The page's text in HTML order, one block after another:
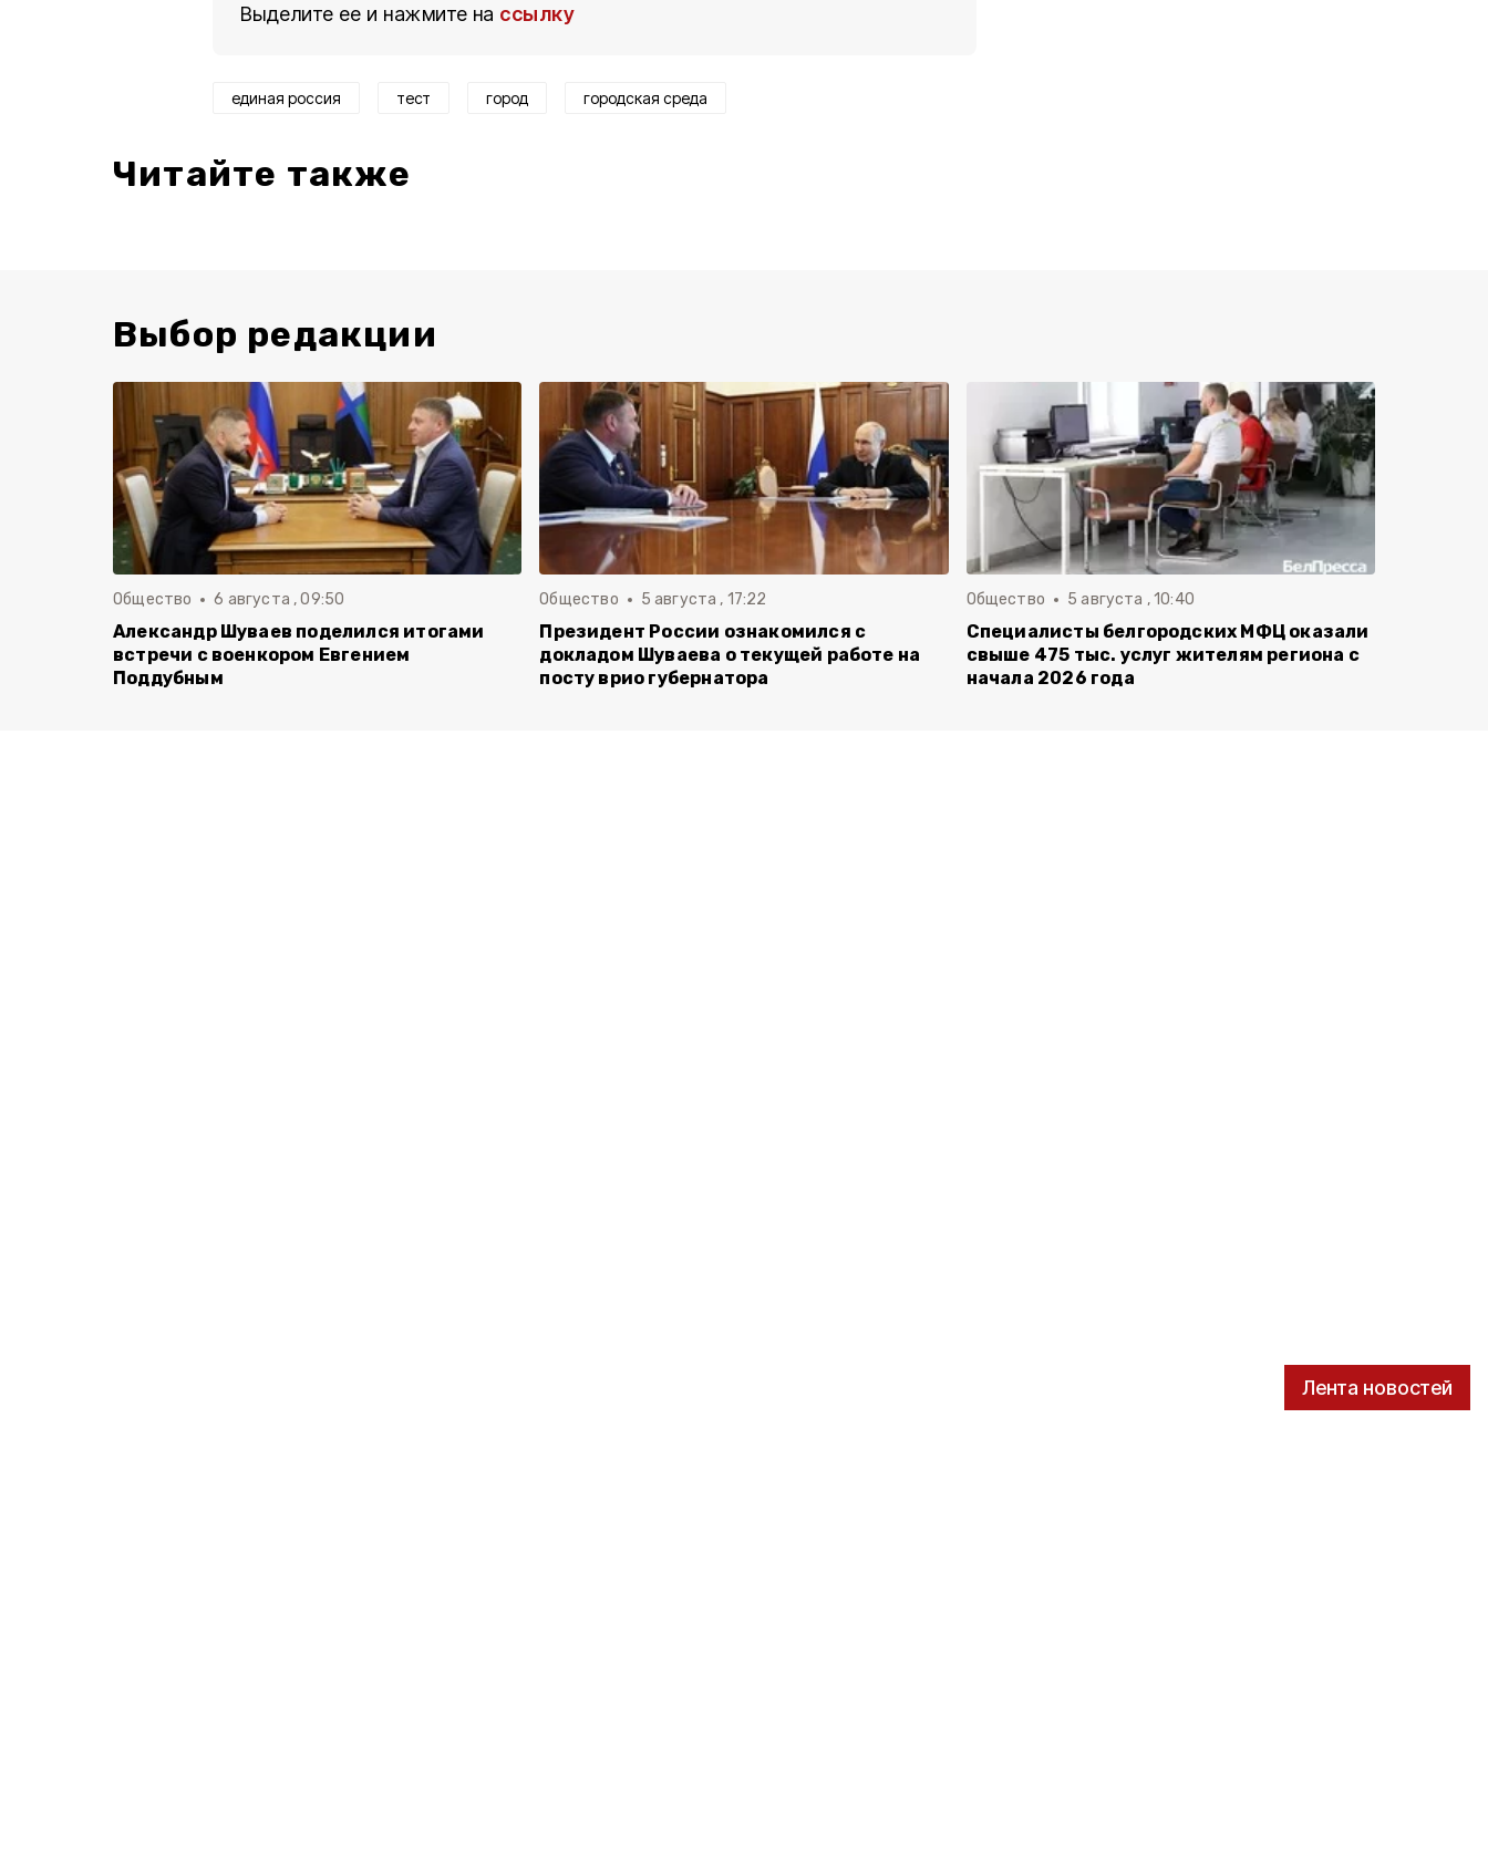
Лента новостей
Выделите ее и нажмите на ссылку
единая россия тест город городская среда
Читайте также
Выбор редакции
Общество 6 августа , 09:50
Александр Шуваев поделился итогами
встречи с военкором Евгением
Поддубным
Общество 5 августа , 17:22
Президент России ознакомился с
докладом Шуваева о текущей работе на
посту врио губернатора
Общество 5 августа , 10:40
Специалисты белгородских МФЦ оказали
свыше 475 тыс. услуг жителям региона с
начала 2026 года